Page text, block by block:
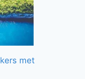
met